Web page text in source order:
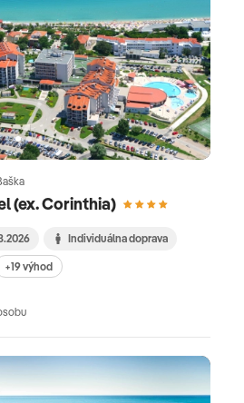
(ex. Corinthia)
Individuálna doprava
+19 výhod